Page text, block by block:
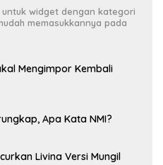
widget dengan kategori
memasukkannya pada
Mengimpor Kembali
Apa Kata NMI?
Livina Versi Mungil